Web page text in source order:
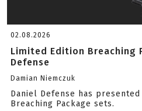
02.08.2026
Limited Edition Breaching
Defense
Damian Niemczuk
Daniel Defense has
Breaching Package sets.